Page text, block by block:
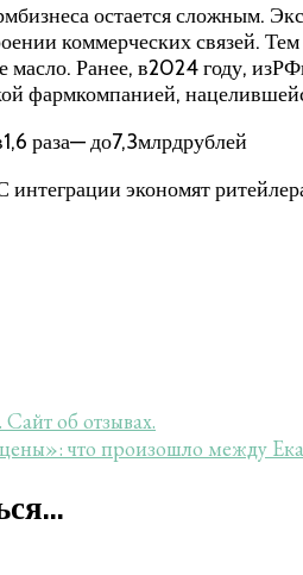
остается сложным.
коммерческих связей.
масло. Ранее, в2024 году,
фармкомпанией,
раза— до7,3млрдрублей
экономят
об отзывах.
что произошло между